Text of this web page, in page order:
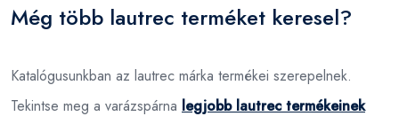
Még több lautrec terméket keresel?
Katalógusunkban az lautrec márka termékei szerepelnek.
Tekintse meg a varázspárna legjobb lautrec termékeinek